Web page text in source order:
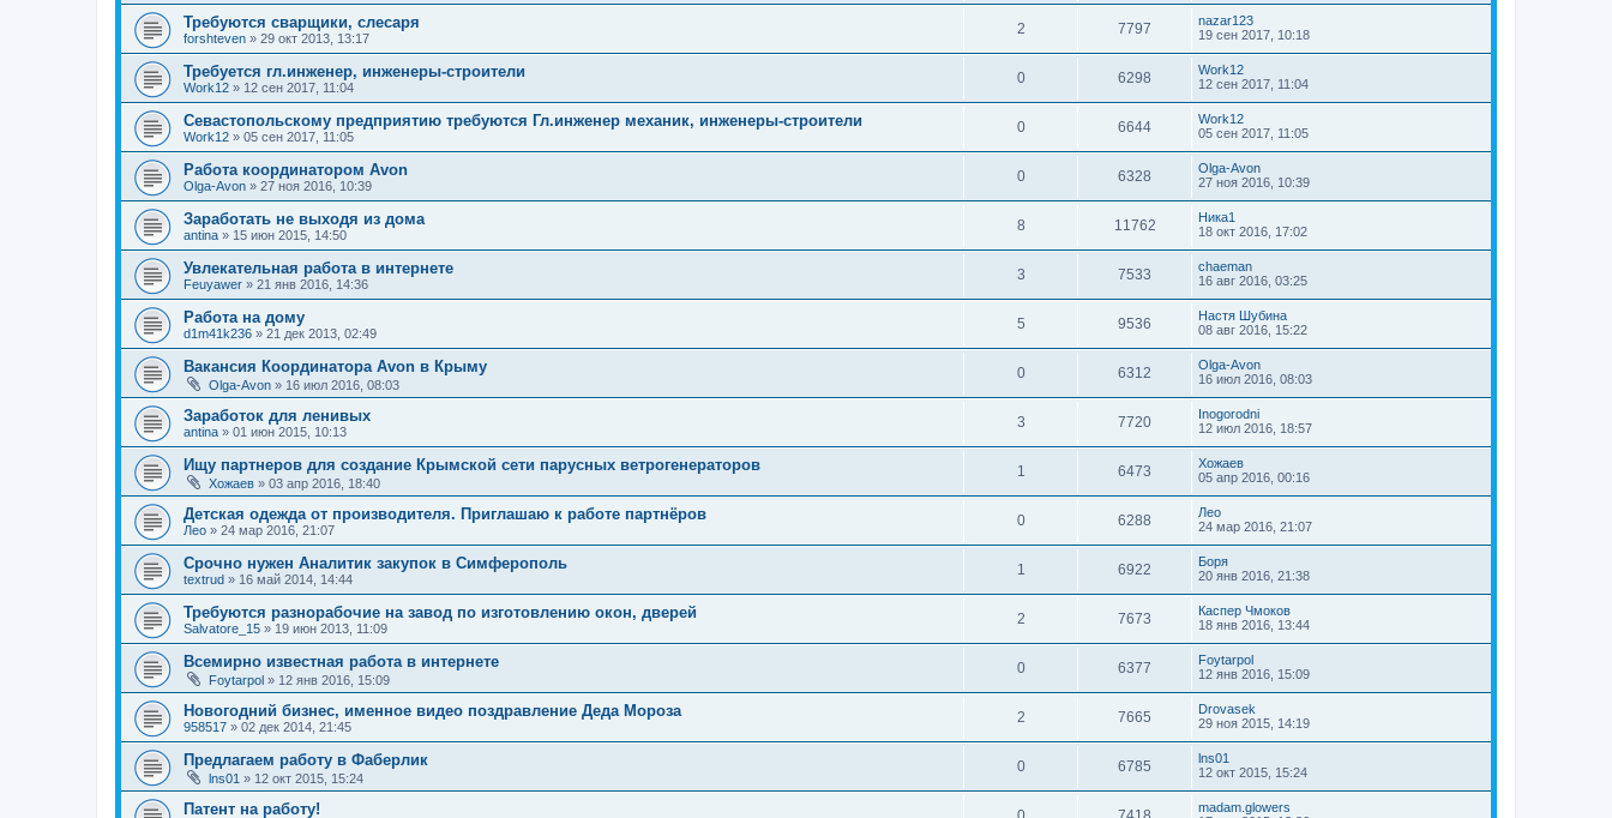
Требуются сварщики, слесаря
forshteven » 29 окт 2013, 13:17
2 7797
nazar123
19 сен 2017, 10:18
Требуется гл.инженер, инженеры-строители
Work12 » 12 сен 2017, 11:04
0 6298
Work12
12 сен 2017, 11:04
Севастопольскому предприятию требуются Гл.инженер механик, инженеры-строители
Work12 » 05 сен 2017, 11:05
0 6644
Work12
05 сен 2017, 11:05
Работа координатором Avon
Olga-Avon » 27 ноя 2016, 10:39
0 6328
Olga-Avon
27 ноя 2016, 10:39
Заработать не выходя из дома
antina » 15 июн 2015, 14:50
8 11762
Ника1
18 окт 2016, 17:02
Увлекательная работа в интернете
Feuyawer » 21 янв 2016, 14:36
3 7533
chaeman
16 авг 2016, 03:25
Работа на дому
d1m41k236 » 21 дек 2013, 02:49
5 9536
Настя Шубина
08 авг 2016, 15:22
Вакансия Координатора Avon в Крыму
Olga-Avon » 16 июл 2016, 08:03
0 6312
Olga-Avon
16 июл 2016, 08:03
Заработок для ленивых
antina » 01 июн 2015, 10:13
3 7720
Inogorodni
12 июл 2016, 18:57
Ищу партнеров для создание Крымской сети парусных ветрогенераторов
Хожаев » 03 апр 2016, 18:40
1 6473
Хожаев
05 апр 2016, 00:16
Детская одежда от производителя. Приглашаю к работе партнёров
Лео » 24 мар 2016, 21:07
0 6288
Лео
24 мар 2016, 21:07
Срочно нужен Аналитик закупок в Симферополь
textrud » 16 май 2014, 14:44
1 6922
Боря
20 янв 2016, 21:38
Требуются разнорабочие на завод по изготовлению окон, дверей
Salvatore_15 » 19 июн 2013, 11:09
2 7673
Каспер Чмоков
18 янв 2016, 13:44
Всемирно известная работа в интернете
Foytarpol » 12 янв 2016, 15:09
0 6377
Foytarpol
12 янв 2016, 15:09
Новогодний бизнес, именное видео поздравление Деда Мороза
958517 » 02 дек 2014, 21:45
2 7665
Drovasek
29 ноя 2015, 14:19
Предлагаем работу в Фаберлик
lns01 » 12 окт 2015, 15:24
0 6785
lns01
12 окт 2015, 15:24
Патент на работу!
madam.glowers